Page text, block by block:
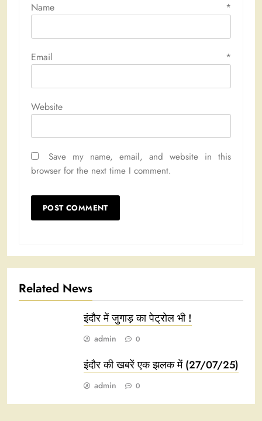
Name *
Email *
Website
Save my name, email, and website in this
browser for the next time I comment.
Related News
इंदौर में जुगाड़ का पेट्रोल भी !
admin 0
इंदौर की खबरें एक झलक में (27/07/25)
admin 0